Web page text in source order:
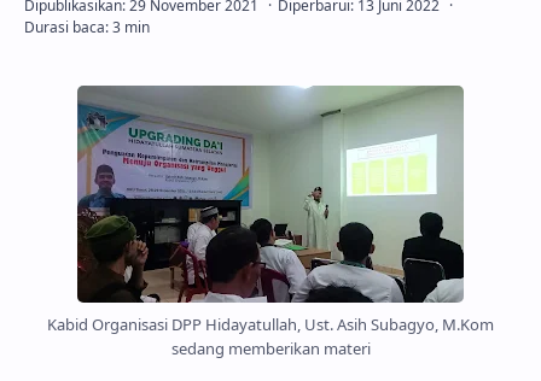
Kabid Organisasi DPP Hidayatullah, Ust. Asih Subagyo, M.Kom
sedang memberikan materi